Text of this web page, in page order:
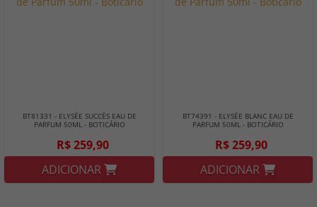
BT81331 - ELYSÉE SUCCÈS EAU DE
PARFUM 50ML - BOTICÁRIO
R$ 259,90
ADICIONAR
BT74391 - ELYSÉE BLANC EAU DE
PARFUM 50ML - BOTICÁRIO
R$ 259,90
ADICIONAR